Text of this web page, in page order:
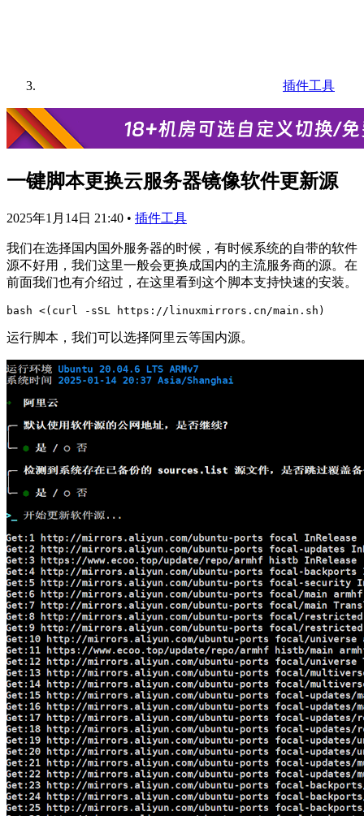
插件工具
一键脚本更换云服务器镜像软件更新源
2025年1月14日 21:40 • 插件工具
我们在选择国内国外服务器的时候，有时候系统的自带的软件
源不好用，我们这里一般会更换成国内的主流服务商的源。在
前面我们也有介绍过，在这里看到这个脚本支持快速的安装。
运行脚本，我们可以选择阿里云等国内源。